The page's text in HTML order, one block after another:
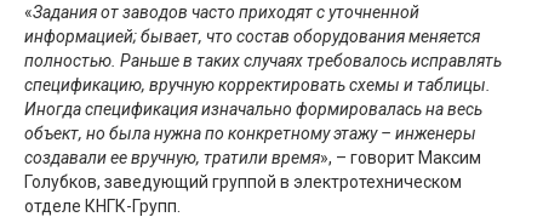
«Заданияот заводов часто приходят с уточненной
информацией; бывает, что состав оборудования меняется
полностью. Раньше в таких случаях требовалось исправлять
спецификацию, вручную корректировать схемы и таблицы.
Иногда спецификация изначально формировалась на весь
объект, но была нужна по конкретному этажу – инженеры
создавали ее вручную, тратили время», – говорит Максим
Голубков, заведующий группой в электротехническом
отделе КНГК-Групп.